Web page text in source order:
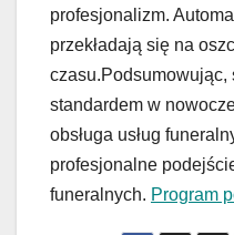
profesjonalizm.
przekładają się na
czasu.Podsumowując,
standardem w
obsługa usług
profesjonalne
funeralnych. Program